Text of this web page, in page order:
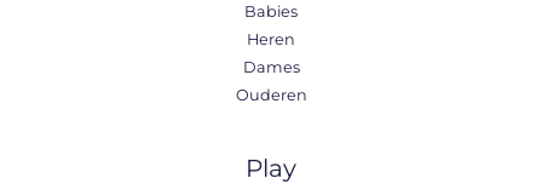
Babies
Heren
Dames
Ouderen
Play